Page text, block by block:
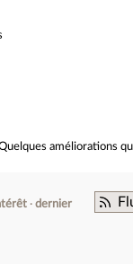
Quelques améliorations
dernier